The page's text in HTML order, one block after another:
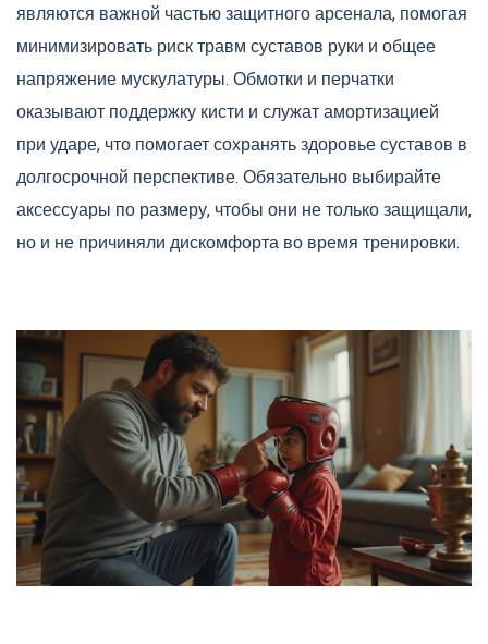
являются важной частью защитного арсенала, помогая
минимизировать риск травм суставов руки и общее
напряжение мускулатуры. Обмотки и перчатки
оказывают поддержку кисти и служат амортизацией
при ударе, что помогает сохранять здоровье суставов в
долгосрочной перспективе. Обязательно выбирайте
аксессуары по размеру, чтобы они не только защищали,
но и не причиняли дискомфорта во время тренировки.